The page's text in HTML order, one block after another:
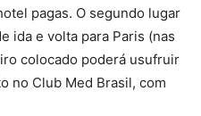
pagas. O segundo lugar
ida e volta para Paris (nas
colocado poderá usufruir
no Club Med Brasil, com